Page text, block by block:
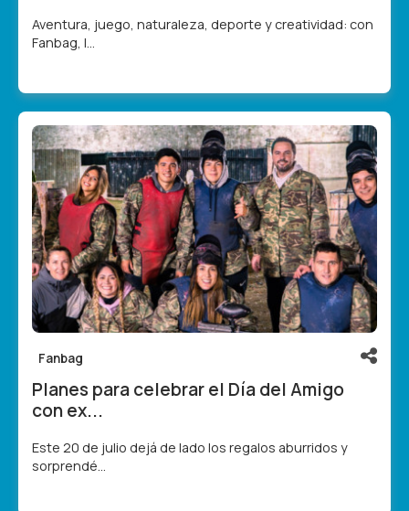
Aventura, juego, naturaleza, deporte y creatividad: con
Fanbag, l...
Fanbag
Planes para celebrar el Día del Amigo
con ex...
Este 20 de julio dejá de lado los regalos aburridos y
sorprendé...